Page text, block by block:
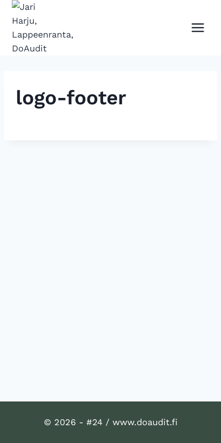
Siirry
sisältöön
logo-footer
© 2026 - #24 / www.doaudit.fi